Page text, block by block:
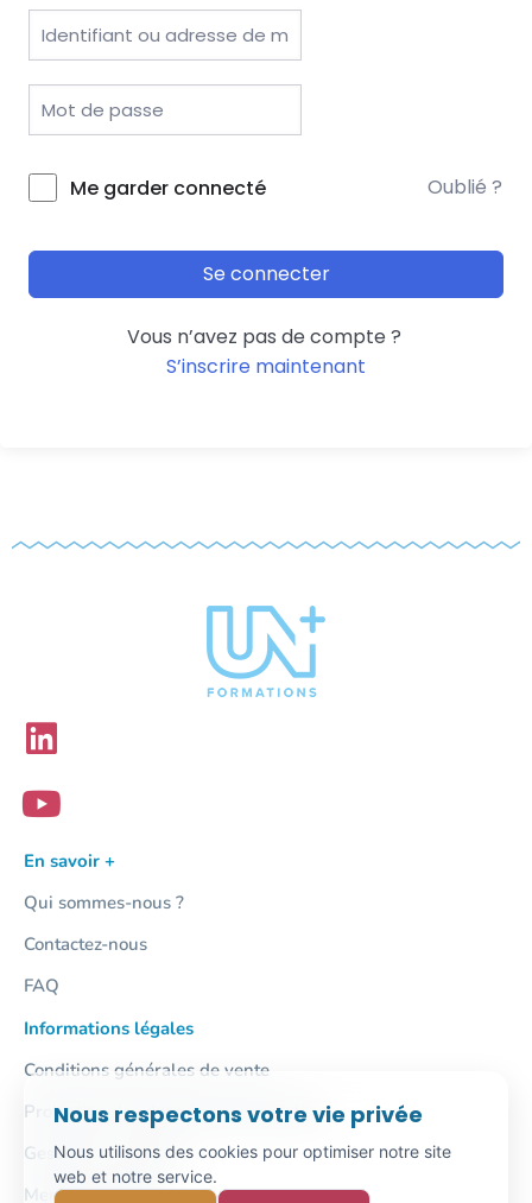
Me garder connecté Oublié ?
Se connecter
Vous n’avez pas de compte ?
S’inscrire maintenant
En savoir +
Qui sommes-nous ?
Contactez-nous
FAQ
Informations légales
Conditions générales de vente
Protection des données personnelles
Gestion des cookies
Mentions légales
Nous respectons votre vie privée
Nous utilisons des cookies pour optimiser notre site
web et notre service.